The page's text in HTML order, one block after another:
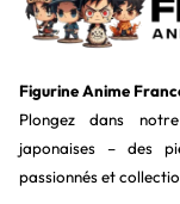
Figurine Anime
Plongez dans
japonaises – des
passionnés et